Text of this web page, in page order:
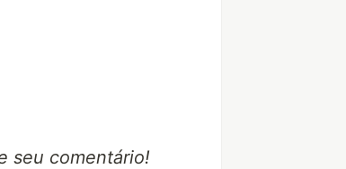
seu comentário!